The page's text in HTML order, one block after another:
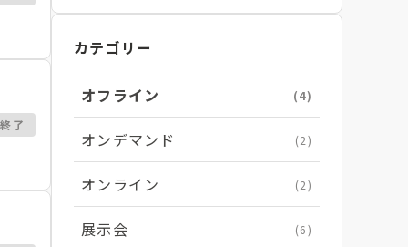
了
カテゴリー
オフライン (4)
オンデマンド (2)
オンライン (2)
展示会 (6)